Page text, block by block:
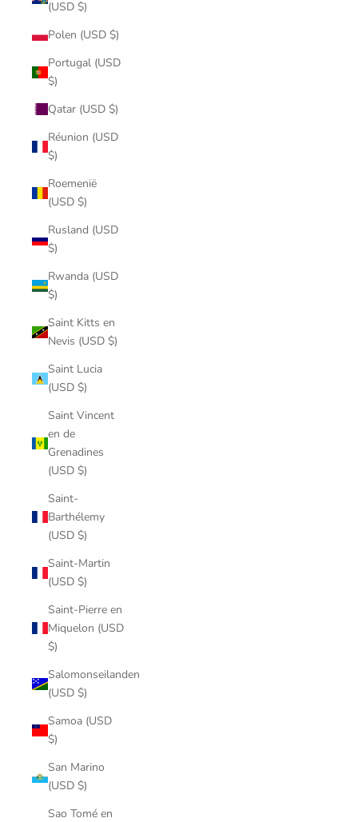
(USD $)
Polen (USD $)
Portugal (USD
$)
Qatar (USD $)
Réunion (USD
$)
Roemenië
(USD $)
Rusland (USD
$)
Rwanda (USD
$)
Saint Kitts en
Nevis (USD $)
Saint Lucia
(USD $)
Saint Vincent
en de
Grenadines
(USD $)
Saint-
Barthélemy
(USD $)
Saint-Martin
(USD $)
Saint-Pierre en
Miquelon (USD
$)
Salomonseilanden
(USD $)
Samoa (USD
$)
San Marino
(USD $)
Sao Tomé en